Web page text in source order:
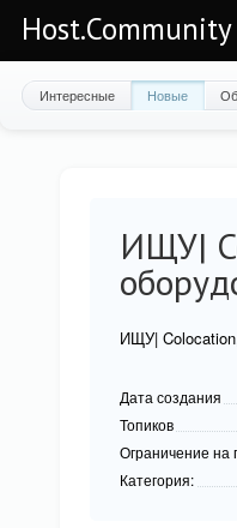
Интересные Новые
ИЩУ|
ИЩУ|
Дата создания
Топиков
Ограничение на
Категория: